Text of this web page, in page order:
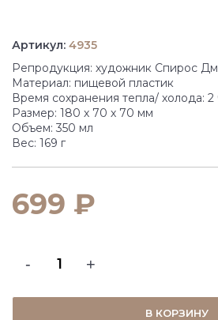
Артикул: 4935
Репродукция: художник Спирос
Материал: пищевой пластик
Время сохранения тепла/ холода: 2
Размер: 180 х 70 х 70 мм
Объем: 350 мл
Вес: 169 г
699 ₽
- +
В КОРЗИНУ